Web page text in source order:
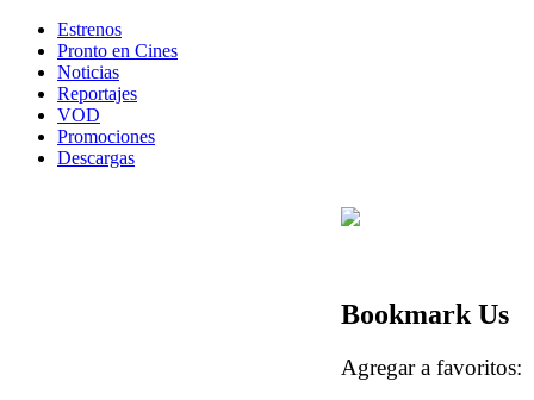
Estrenos
Pronto en Cines
Noticias
Reportajes
VOD
Promociones
Descargas
Bookmark Us
Agregar a